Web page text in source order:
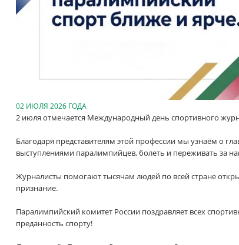
02 ИЮЛЯ 2026 ГОДА
2 июля отмечается Международный день спортивного
Благодаря представителям этой профессии мы узнаём о
выступлениями паралимпийцев, болеть и переживать за
Журналисты помогают тысячам людей по всей стране
признание.
Паралимпийский комитет России поздравляет всех
преданность спорту!